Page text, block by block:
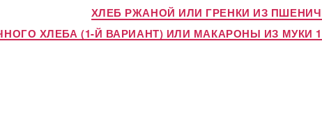
ХЛЕБ РЖАНОЙ ИЛИ ГРЕНКИ ИЗ
ХЛЕБА (1-Й ВАРИАНТ) ИЛИ МАКАРОНЫ ИЗ МУКИ